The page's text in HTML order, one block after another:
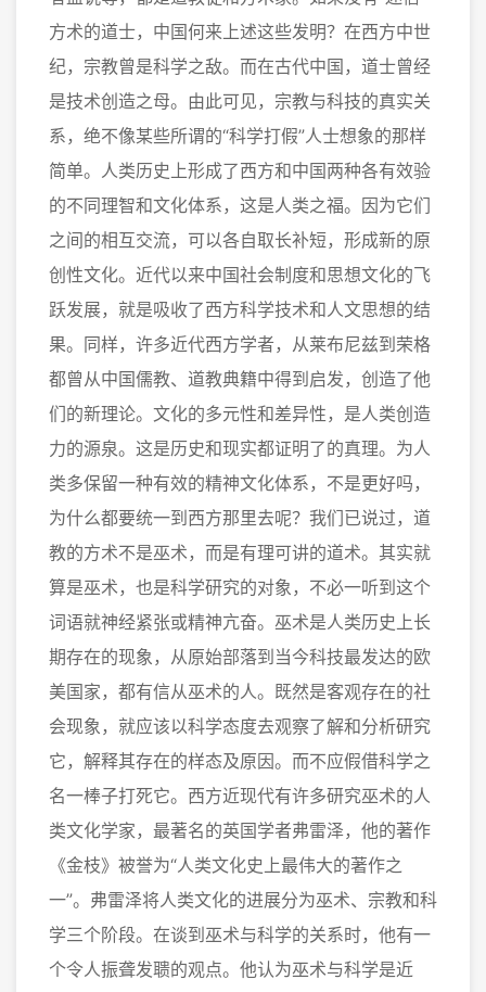
方术的道士，中国何来上述这些发明？在西方中世
纪，宗教曾是科学之敌。而在古代中国，道士曾经
是技术创造之母。由此可见，宗教与科技的真实关
系，绝不像某些所谓的“科学打假”人士想象的那样
简单。人类历史上形成了西方和中国两种各有效验
的不同理智和文化体系，这是人类之福。因为它们
之间的相互交流，可以各自取长补短，形成新的原
创性文化。近代以来中国社会制度和思想文化的飞
跃发展，就是吸收了西方科学技术和人文思想的结
果。同样，许多近代西方学者，从莱布尼兹到荣格
都曾从中国儒教、道教典籍中得到启发，创造了他
们的新理论。文化的多元性和差异性，是人类创造
力的源泉。这是历史和现实都证明了的真理。为人
类多保留一种有效的精神文化体系，不是更好吗，
为什么都要统一到西方那里去呢？我们已说过，道
教的方术不是巫术，而是有理可讲的道术。其实就
算是巫术，也是科学研究的对象，不必一听到这个
词语就神经紧张或精神亢奋。巫术是人类历史上长
期存在的现象，从原始部落到当今科技最发达的欧
美国家，都有信从巫术的人。既然是客观存在的社
会现象，就应该以科学态度去观察了解和分析研究
它，解释其存在的样态及原因。而不应假借科学之
名一棒子打死它。西方近现代有许多研究巫术的人
类文化学家，最著名的英国学者弗雷泽，他的著作
《金枝》被誉为“人类文化史上最伟大的著作之
一”。弗雷泽将人类文化的进展分为巫术、宗教和科
学三个阶段。在谈到巫术与科学的关系时，他有一
个令人振聋发聩的观点。他认为巫术与科学是近